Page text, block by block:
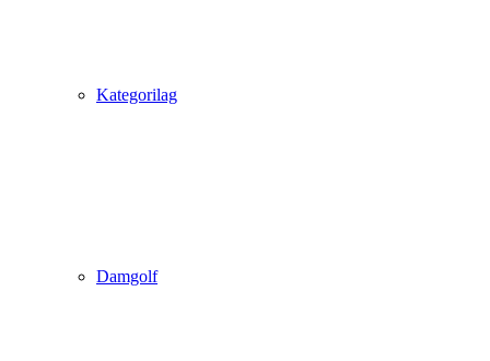
Kategorilag
Damgolf